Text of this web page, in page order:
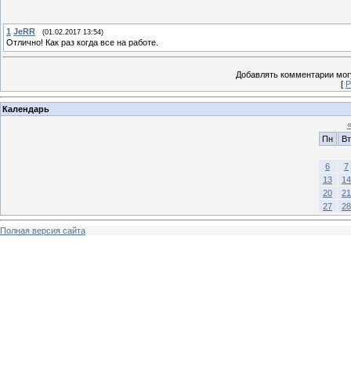
1 JeRR (01.02.2017 13:54)
Отлично! Как раз когда все на работе.
Добавлять комментарии
[
Календарь
«
Пн
Вт
6
7
13
14
20
21
27
28
Полная версия сайта